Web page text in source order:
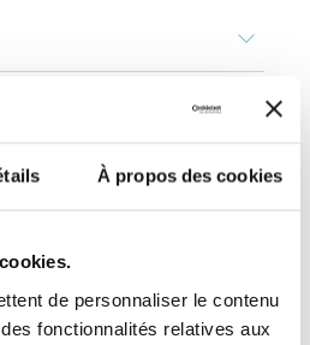
À propos des cookies
de personnaliser le contenu
fonctionnalités relatives aux